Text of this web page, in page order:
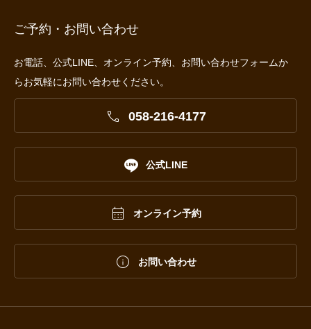
ご予約・お問い合わせ
お電話、公式LINE、オンライン予約、お問い合わせフォームか
らお気軽にお問い合わせください。
 058-216-4177
 公式LINE
 オンライン予約
 お問い合わせ